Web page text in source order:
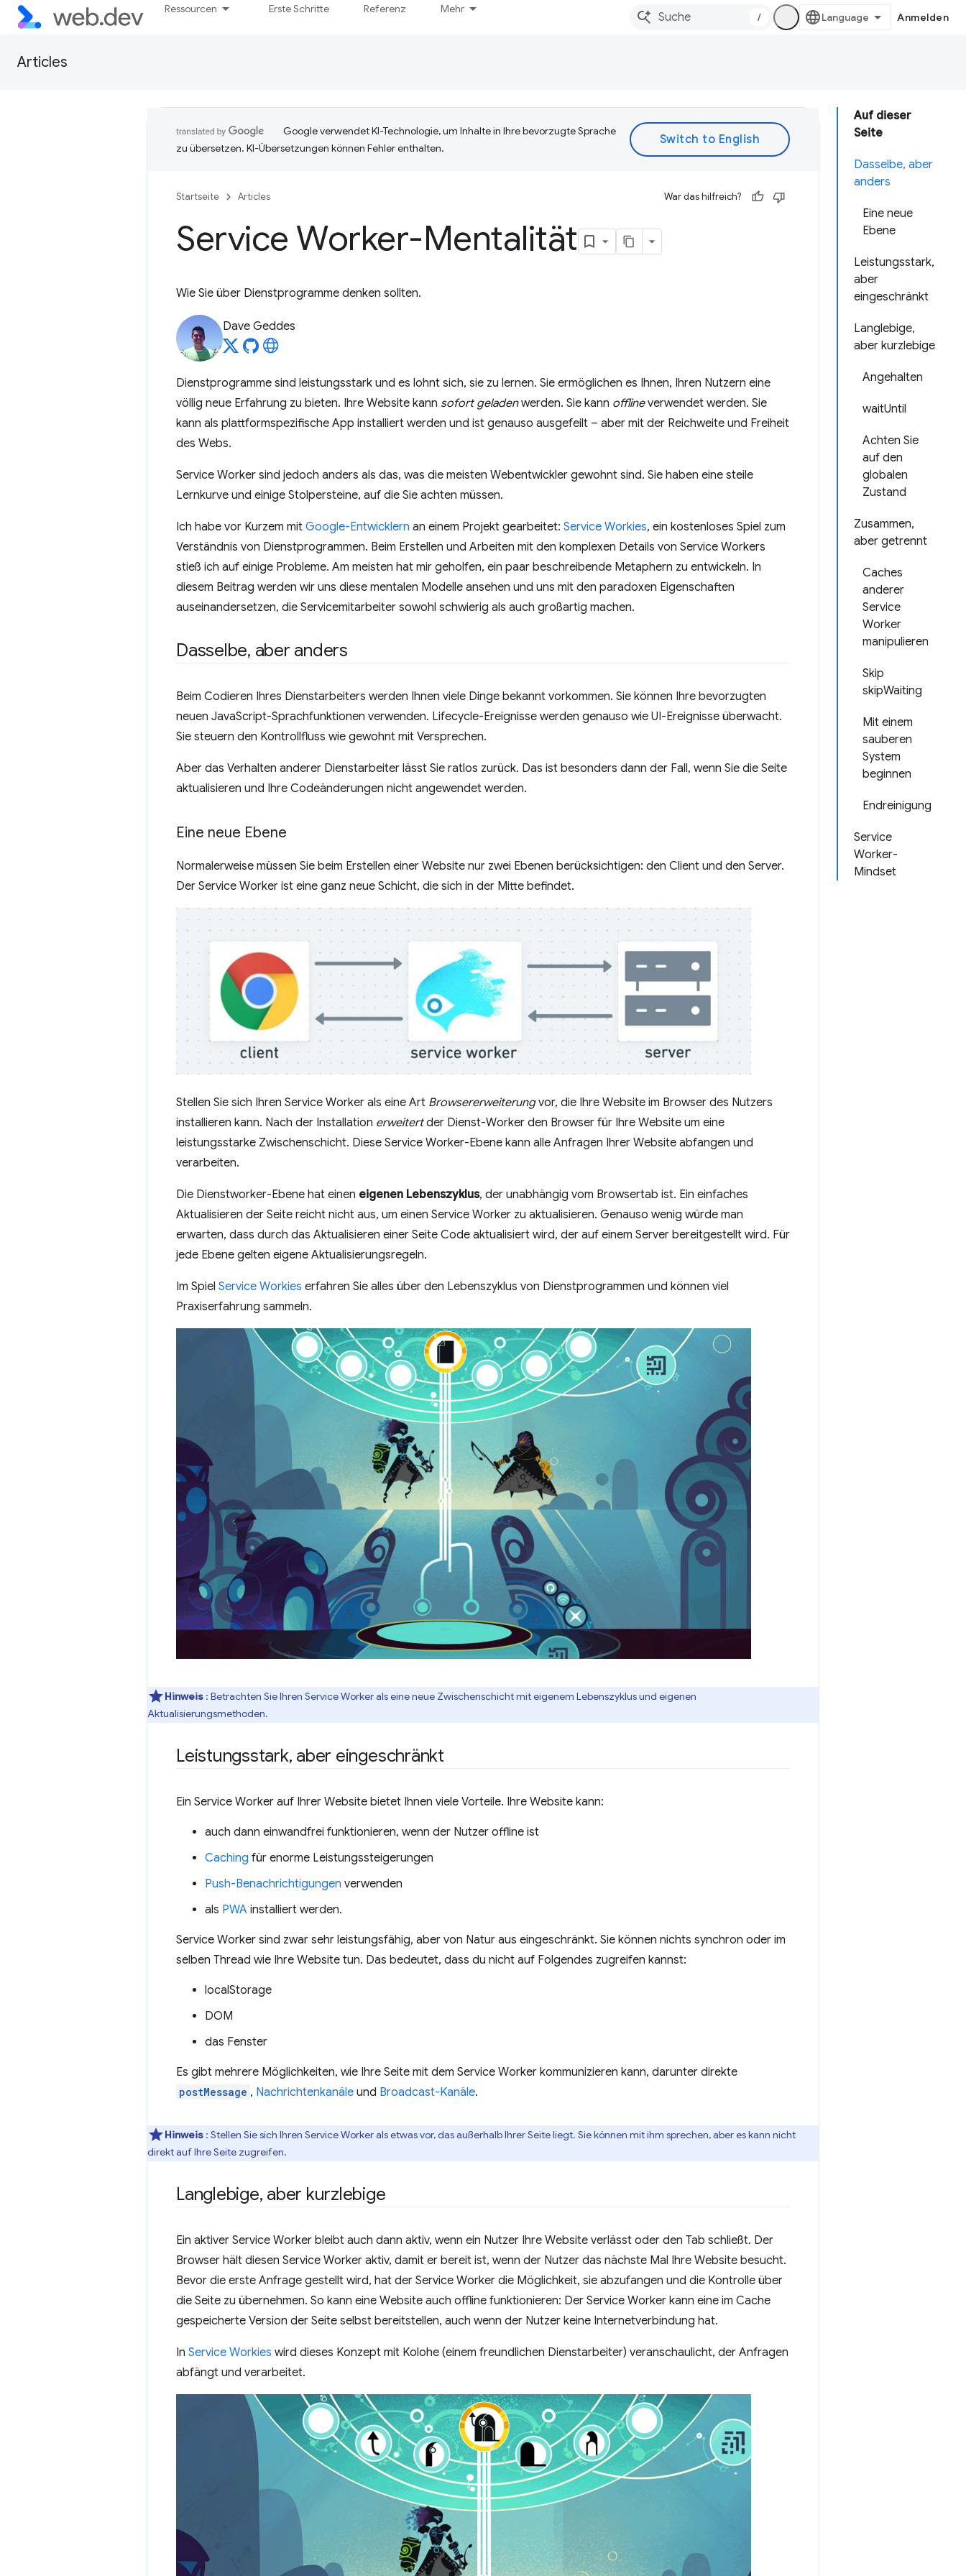
Ressourcen Erste Schritte Referenz Mehr
/ Anmelden
Articles
Auf dieser
Seite
Dasselbe, aber
anders
Eine neue
Ebene
Leistungsstark,
aber
eingeschränkt
Langlebige,
aber kurzlebige
Angehalten
waitUntil
Achten Sie
auf den
globalen
Zustand
Zusammen,
aber getrennt
Caches
anderer
Service
Worker
manipulieren
Skip
skipWaiting
Mit einem
sauberen
System
beginnen
Endreinigung
Service
Worker-
Mindset
Google verwendet KI-Technologie, um Inhalte in Ihre bevorzugte Sprache
zu übersetzen. KI-Übersetzungen können Fehler enthalten.
Startseite Articles War das hilfreich?
Service Worker-Mentalität
Wie Sie über Dienstprogramme denken sollten.
Dave Geddes
Dienstprogramme sind leistungsstark und es lohnt sich, sie zu lernen. Sie ermöglichen es Ihnen, Ihren Nutzern eine
völlig neue Erfahrung zu bieten. Ihre Website kann sofort geladenwerden. Sie kann offlineverwendet werden. Sie
kann als plattformspezifische App installiert werden und ist genauso ausgefeilt – aber mit der Reichweite und Freiheit
des Webs.
Service Worker sind jedoch anders als das, was die meisten Webentwickler gewohnt sind. Sie haben eine steile
Lernkurve und einige Stolpersteine, auf die Sie achten müssen.
Ich habe vor Kurzem mit Google-Entwicklern an einem Projekt gearbeitet: Service Workies, ein kostenloses Spiel zum
Verständnis von Dienstprogrammen. Beim Erstellen und Arbeiten mit den komplexen Details von Service Workers
stieß ich auf einige Probleme. Am meisten hat mir geholfen, ein paar beschreibende Metaphern zu entwickeln. In
diesem Beitrag werden wir uns diese mentalen Modelle ansehen und uns mit den paradoxen Eigenschaften
auseinandersetzen, die Servicemitarbeiter sowohl schwierig als auch großartig machen.
Dasselbe, aber anders
Beim Codieren Ihres Dienstarbeiters werden Ihnen viele Dinge bekannt vorkommen. Sie können Ihre bevorzugten
neuen JavaScript-Sprachfunktionen verwenden. Lifecycle-Ereignisse werden genauso wie UI-Ereignisse überwacht.
Sie steuern den Kontrollfluss wie gewohnt mit Versprechen.
Aber das Verhalten anderer Dienstarbeiter lässt Sie ratlos zurück. Das ist besonders dann der Fall, wenn Sie die Seite
aktualisieren und Ihre Codeänderungen nicht angewendet werden.
Eine neue Ebene
Normalerweise müssen Sie beim Erstellen einer Website nur zwei Ebenen berücksichtigen: den Client und den Server.
Der Service Worker ist eine ganz neue Schicht, die sich in der Mitte befindet.
Stellen Sie sich Ihren Service Worker als eine Art Browsererweiterungvor, die Ihre Website im Browser des Nutzers
installieren kann. Nach der Installation erweitertder Dienst-Worker den Browser für Ihre Website um eine
leistungsstarke Zwischenschicht. Diese Service Worker-Ebene kann alle Anfragen Ihrer Website abfangen und
verarbeiten.
Die Dienstworker-Ebene hat einen eigenen Lebenszyklus, der unabhängig vom Browsertab ist. Ein einfaches
Aktualisieren der Seite reicht nicht aus, um einen Service Worker zu aktualisieren. Genauso wenig würde man
erwarten, dass durch das Aktualisieren einer Seite Code aktualisiert wird, der auf einem Server bereitgestellt wird. Für
jede Ebene gelten eigene Aktualisierungsregeln.
Im Spiel Service Workies erfahren Sie alles über den Lebenszyklus von Dienstprogrammen und können viel
Praxiserfahrung sammeln.
Hinweis : Betrachten Sie Ihren Service Worker als eine neue Zwischenschicht mit eigenem Lebenszyklus und eigenen
Aktualisierungsmethoden.
Leistungsstark, aber eingeschränkt
Ein Service Worker auf Ihrer Website bietet Ihnen viele Vorteile. Ihre Website kann:
auch dann einwandfrei funktionieren, wenn der Nutzer offline ist
Caching für enorme Leistungssteigerungen
Push-Benachrichtigungen verwenden
als PWA installiert werden.
Service Worker sind zwar sehr leistungsfähig, aber von Natur aus eingeschränkt. Sie können nichts synchron oder im
selben Thread wie Ihre Website tun. Das bedeutet, dass du nicht auf Folgendes zugreifen kannst:
localStorage
DOM
das Fenster
Es gibt mehrere Möglichkeiten, wie Ihre Seite mit dem Service Worker kommunizieren kann, darunter direkte
postMessage , Nachrichtenkanäle und Broadcast-Kanäle.
Hinweis : Stellen Sie sich Ihren Service Worker als etwas vor, das außerhalb Ihrer Seite liegt. Sie können mit ihm sprechen, aber es kann nicht
direkt auf Ihre Seite zugreifen.
Langlebige, aber kurzlebige
Ein aktiver Service Worker bleibt auch dann aktiv, wenn ein Nutzer Ihre Website verlässt oder den Tab schließt. Der
Browser hält diesen Service Worker aktiv, damit er bereit ist, wenn der Nutzer das nächste Mal Ihre Website besucht.
Bevor die erste Anfrage gestellt wird, hat der Service Worker die Möglichkeit, sie abzufangen und die Kontrolle über
die Seite zu übernehmen. So kann eine Website auch offline funktionieren: Der Service Worker kann eine im Cache
gespeicherte Version der Seite selbst bereitstellen, auch wenn der Nutzer keine Internetverbindung hat.
In Service Workies wird dieses Konzept mit Kolohe (einem freundlichen Dienstarbeiter) veranschaulicht, der Anfragen
abfängt und verarbeitet.